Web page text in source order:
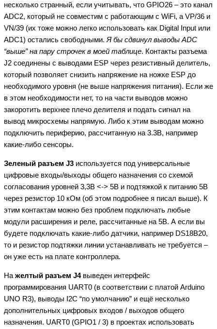
несколько странный, если учитывать, что GPIO26 – это канал
ADC2, который не совместим с работающим с WiFi, а VP/36 и
VN/39 (их тоже можно легко использовать как Digital Input или
ADC1) остались свободными. Я бы сдвинул выводы ADC
“выше” на пару строчек в моей таблице. Контакты разъема
J2 соединены с выводами ESP через резистивный делитель,
который позволяет снизить напряжение на ножке ESP до
необходимого уровня (не выше напряжения питания). Если же
в этом необходимости нет, то на части выводов можно
закоротить верхнее плечо делителя и подать сигнал на
вывод микросхемы напрямую. Либо к этим выводам можно
подключить периферию, рассчитанную на 3.3В, например
какие-либо сенсоры.
Зеленый разъем J3 используется под универсальные
цифровые входы/выходы общего назначения со схемой
согласования уровней 3,3В <-> 5В и подтяжкой к питанию 5В
через резистор 10 кОм (об этом подробнее я писал выше). К
этим контактам можно без проблем подключать любые
модули расширения и реле, рассчитанные на 5В. А если вы
будете подключать какие-либо датчики, например DS18B20,
то и резистор подтяжки линии устанавливать не требуется –
он уже есть на плате контроллера.
На желтый разъем J4выведен интерфейс
программирования UART0 (в соответствии с платой Arduino
UNO R3), выводы I2C “по умолчанию” и ещё несколько
дополнительных цифровых входов / выходов общего
назначения. UART0 (GPIO1 / 3) в проектах использовать